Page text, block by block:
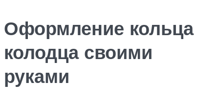
Оформление кольца
колодца своими
руками